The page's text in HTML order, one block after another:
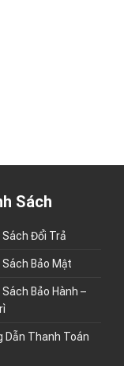
Sách
Sách Đổi Trả
Bảo Mật
Bảo Hành –
Dẫn Thanh Toán